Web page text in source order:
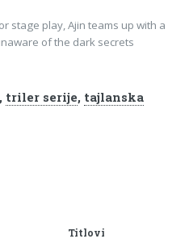
stage play, Ajin teams up with a
of the dark secrets
, triler serije, tajlanska
Titlovi